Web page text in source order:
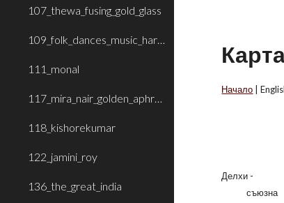
107_thewa_fusing_gold_glass
109_folk_dances_music_haryana_rajasthan
111_monal
117_mira_nair_golden_aphrodite
118_kishorekumar
122_jamini_roy
136_the_great_india
Начало |
съюзна